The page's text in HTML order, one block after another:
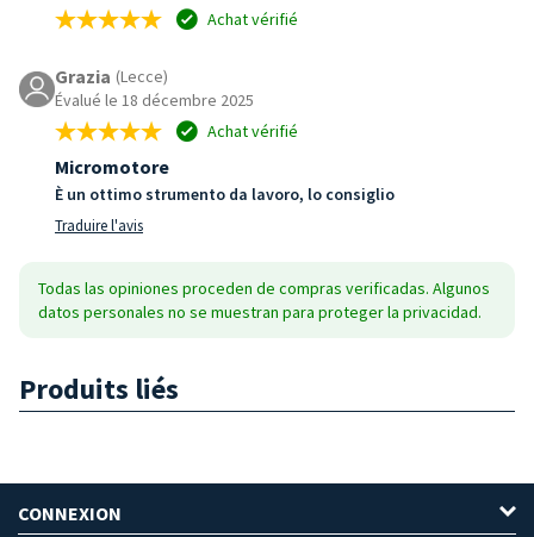
Achat vérifié
Grazia (Lecce)
Évalué le 18 décembre 2025
Achat vérifié
Micromotore
È un ottimo strumento da lavoro, lo consiglio
Traduire l'avis
Todas las opiniones proceden de compras verificadas. Algunos
datos personales no se muestran para proteger la privacidad.
Produits liés
CONNEXION